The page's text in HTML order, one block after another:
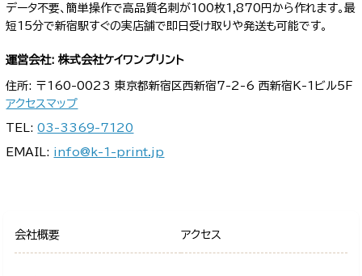
データ不要、簡単操作で高品質名刺が100枚1,870円から作れます。最
短15分で新宿駅すぐの実店舗で即日受け取りや発送も可能です。
運営会社: 株式会社ケイワンプリント
住所: 〒160-0023 東京都新宿区西新宿7-2-6 西新宿K-1ビル5F
アクセスマップ
TEL:03-3369-7120
EMAIL: info@k-1-print.jp
会社概要 アクセス